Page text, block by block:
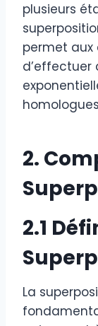
plusieurs
permet aux
d’effectuer
2.
2.1
La